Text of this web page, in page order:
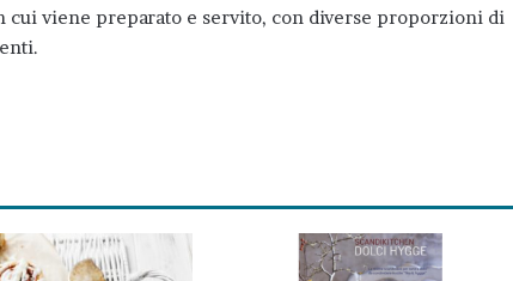
viene preparato e servito, con diverse proporzioni di